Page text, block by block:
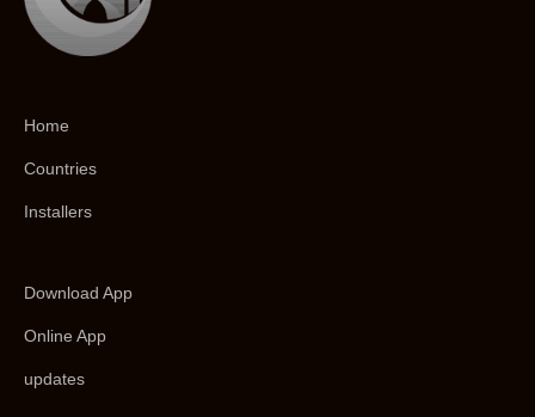
Home
Countries
Installers
Download App
Online App
updates